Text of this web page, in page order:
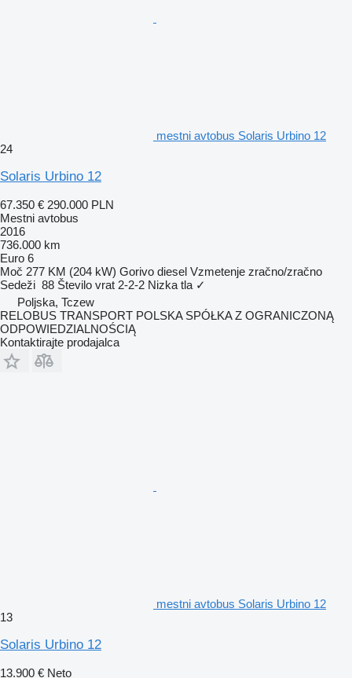
mestni avtobus Solaris Urbino 12
24
Solaris Urbino 12
67.350 € 290.000 PLN
Mestni avtobus
2016
736.000 km
Euro 6
Moč 277 KM (204 kW) Gorivo diesel Vzmetenje zračno/zračno
Sedeži 88 Število vrat 2-2-2 Nizka tla ✓
Poljska, Tczew
RELOBUS TRANSPORT POLSKA SPÓŁKA Z OGRANICZONĄ
ODPOWIEDZIALNOŚCIĄ
Kontaktirajte prodajalca
mestni avtobus Solaris Urbino 12
13
Solaris Urbino 12
13.900 € Neto